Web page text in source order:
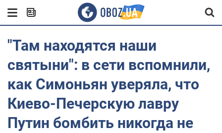
"Там находятся наши
святыни": в сети вспомнили,
как Симоньян уверяла, что
Киево-Печерскую лавру
Путин бомбить никогда не